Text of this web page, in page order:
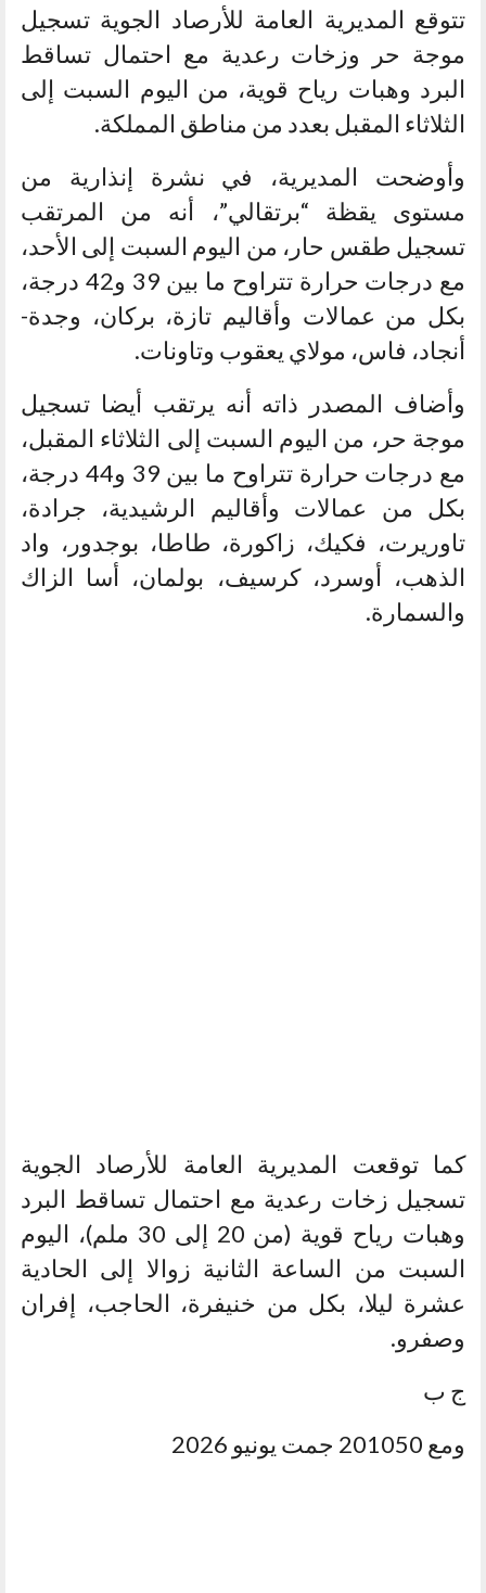
تتوقع المديرية العامة للأرصاد الجوية تسجيل
موجة حر وزخات رعدية مع احتمال تساقط
البرد وهبات رياح قوية، من اليوم السبت إلى
الثلاثاء المقبل بعدد من مناطق المملكة.
وأوضحت المديرية، في نشرة إنذارية من
مستوى يقظة “برتقالي”، أنه من المرتقب
تسجيل طقس حار، من اليوم السبت إلى الأحد،
مع درجات حرارة تتراوح ما بين 39 و42 درجة،
بكل من عمالات وأقاليم تازة، بركان، وجدة-
أنجاد، فاس، مولاي يعقوب وتاونات.
وأضاف المصدر ذاته أنه يرتقب أيضا تسجيل
موجة حر، من اليوم السبت إلى الثلاثاء المقبل،
مع درجات حرارة تتراوح ما بين 39 و44 درجة،
بكل من عمالات وأقاليم الرشيدية، جرادة،
تاوريرت، فكيك، زاكورة، طاطا، بوجدور، واد
الذهب، أوسرد، كرسيف، بولمان، أسا الزاك
والسمارة.
كما توقعت المديرية العامة للأرصاد الجوية
تسجيل زخات رعدية مع احتمال تساقط البرد
وهبات رياح قوية (من 20 إلى 30 ملم)، اليوم
السبت من الساعة الثانية زوالا إلى الحادية
عشرة ليلا، بكل من خنيفرة، الحاجب، إفران
وصفرو.
ج ب
ومع 201050 جمت يونيو 2026